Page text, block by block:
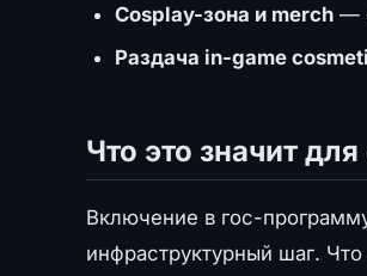
Cosplay-зона и merch —
Раздача in-game
Что это значит
Включение в гос-
инфраструктурный шаг.